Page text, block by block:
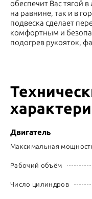
обеспечит Вас тягой
на равнине, так и в
подвеска сделает
комфортным и
подогрев рукояток,
Двигатель
Максимальная
Рабочий объём
Число цилиндров